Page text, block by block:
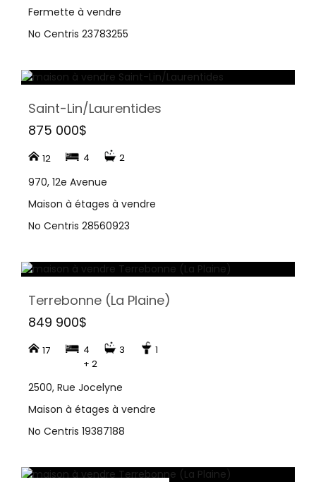
Fermette à vendre
No Centris 23783255
Saint-Lin/Laurentides
875 000$
12 4 2
970, 12e Avenue
Maison à étages à vendre
No Centris 28560923
Terrebonne (La Plaine)
849 900$
17
4
+ 2
3 1
2500, Rue Jocelyne
Maison à étages à vendre
No Centris 19387188